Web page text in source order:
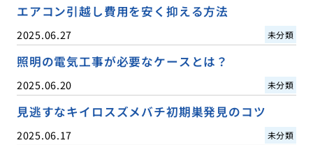
エアコン引越し費用を安く抑える方法
2025.06.27 未分類
照明の電気工事が必要なケースとは？
2025.06.20 未分類
見逃すなキイロスズメバチ初期巣発見のコツ
2025.06.17 未分類